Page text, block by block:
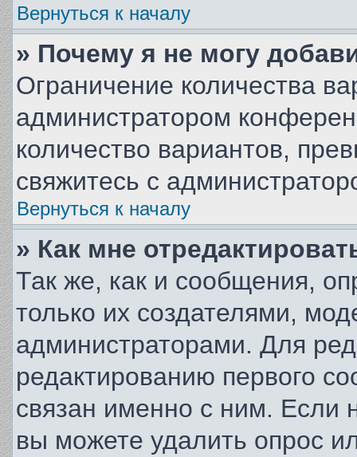
Вернуться к началу
» Почему я не могу
Ограничение количества
администратором
количество вариантов,
свяжитесь с
Вернуться к началу
» Как мне
Так же, как и сообщения,
только их создателями,
администраторами. Для
редактированию первого
связан именно с ним. Если
вы можете удалить опрос